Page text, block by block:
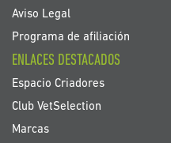
Aviso Legal
Programa de afiliación
ENLACES DESTACADOS
Espacio Criadores
Club VetSelection
Marcas